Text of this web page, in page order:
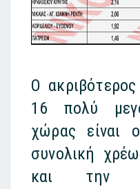
Ο
16 πολύ
χώρας είναι
συνολική
και την